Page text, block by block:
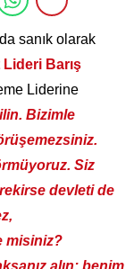
sanık olarak
Barış
Liderine
Bizimle
Siz
devleti de
misiniz?
alın; benim